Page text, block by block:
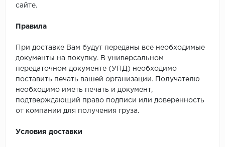
сайте.
Правила
При доставке Вам будут переданы все необходимые
документы на покупку. В универсальном
передаточном документе (УПД) необходимо
поставить печать вашей организации. Получателю
необходимо иметь печать и документ,
подтверждающий право подписи или доверенность
от компании для получения груза.
Условия доставки